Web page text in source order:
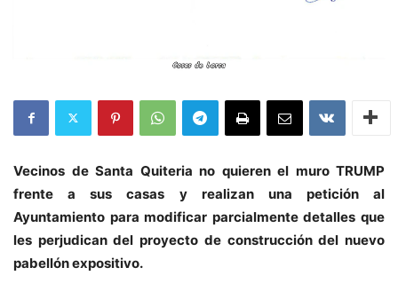
Vecinos de Santa Quiteria no quieren el muro TRUMP
frente a sus casas y realizan una petición al
Ayuntamiento para modificar parcialmente detalles que
les perjudican del proyecto de construcción del nuevo
pabellón expositivo.